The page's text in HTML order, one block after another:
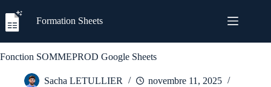
au
contenu
Formation Sheets
Fonction SOMMEPROD Google Sheets
Sacha LETULLIER
novembre 11, 2025